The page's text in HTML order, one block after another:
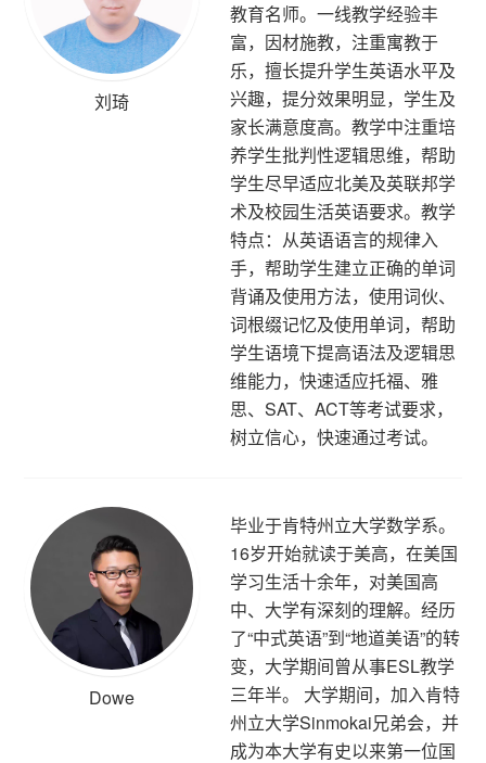
刘琦
教育名师。一线教学经验丰
富，因材施教，注重寓教于
乐，擅长提升学生英语水平及
兴趣，提分效果明显，学生及
家长满意度高。教学中注重培
养学生批判性逻辑思维，帮助
学生尽早适应北美及英联邦学
术及校园生活英语要求。教学
特点：从英语语言的规律入
手，帮助学生建立正确的单词
背诵及使用方法，使用词伙、
词根缀记忆及使用单词，帮助
学生语境下提高语法及逻辑思
维能力，快速适应托福、雅
思、SAT、ACT等考试要求，
树立信心，快速通过考试。
Dowe
毕业于肯特州立大学数学系。
16岁开始就读于美高，在美国
学习生活十余年，对美国高
中、大学有深刻的理解。经历
了“中式英语”到“地道美语”的转
变，大学期间曾从事ESL教学
三年半。 大学期间，加入肯特
州立大学Sinmokai兄弟会，并
成为本大学有史以来第一位国